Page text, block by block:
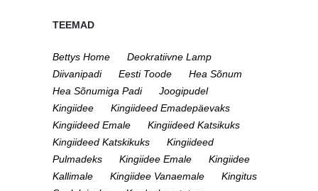
TEEMAD
Bettys Home
Deokratiivne Lamp
Diivanipadi
Eesti Toode
Hea Sõnum
Hea Sõnumiga Padi
Joogipudel
Kingiidee
Kingiideed Emadepäevaks
Kingiideed Emale
Kingiideed Katsikuks
Kingiideed Katskikuks
Kingiideed
Pulmadeks
Kingiidee Emale
Kingiidee
Kallimale
Kingiidee Vanaemale
Kingitus